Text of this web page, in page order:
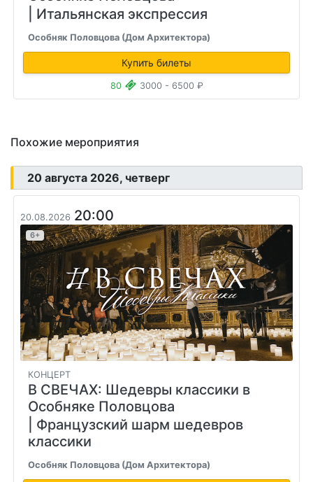
| Итальянская экспрессия
Особняк Половцова (Дом Архитектора)
Купить билеты
80 3000 - 6500 ₽
Похожие мероприятия
20 августа 2026, четверг
20.08.2026 20:00
6+
КОНЦЕРТ
В СВЕЧАХ: Шедевры классики в
Особняке Половцова
| Французский шарм шедевров
классики
Особняк Половцова (Дом Архитектора)